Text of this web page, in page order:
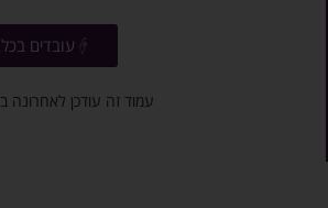
עובדים
עמוד זה עודכן לאחרונה בתאריך: